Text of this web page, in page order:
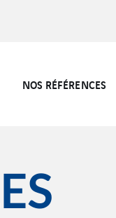
NOS RÉFÉRENCES